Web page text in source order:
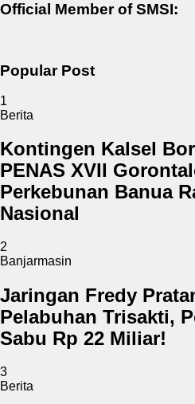
Official Member of SMSI:
Popular Post
1
Berita
Kontingen Kalsel
PENAS XVII
Perkebunan Banua
Nasional
2
Banjarmasin
Jaringan Fredy
Pelabuhan Trisakti,
Sabu Rp 22 Miliar!
3
Berita